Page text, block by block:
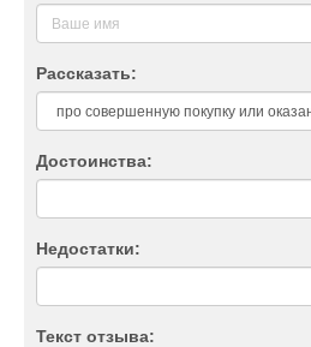
Рассказать:
Достоинства:
Недостатки:
Текст отзыва: